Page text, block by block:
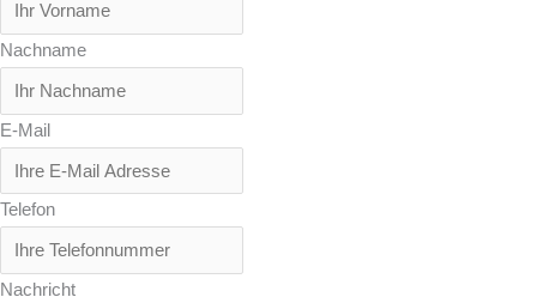
Nachname
E-Mail
Telefon
Nachricht